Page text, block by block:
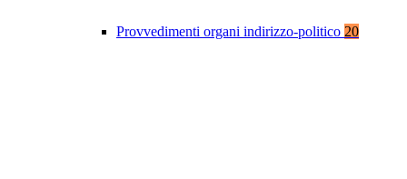
Provvedimenti organi indirizzo-politico 20